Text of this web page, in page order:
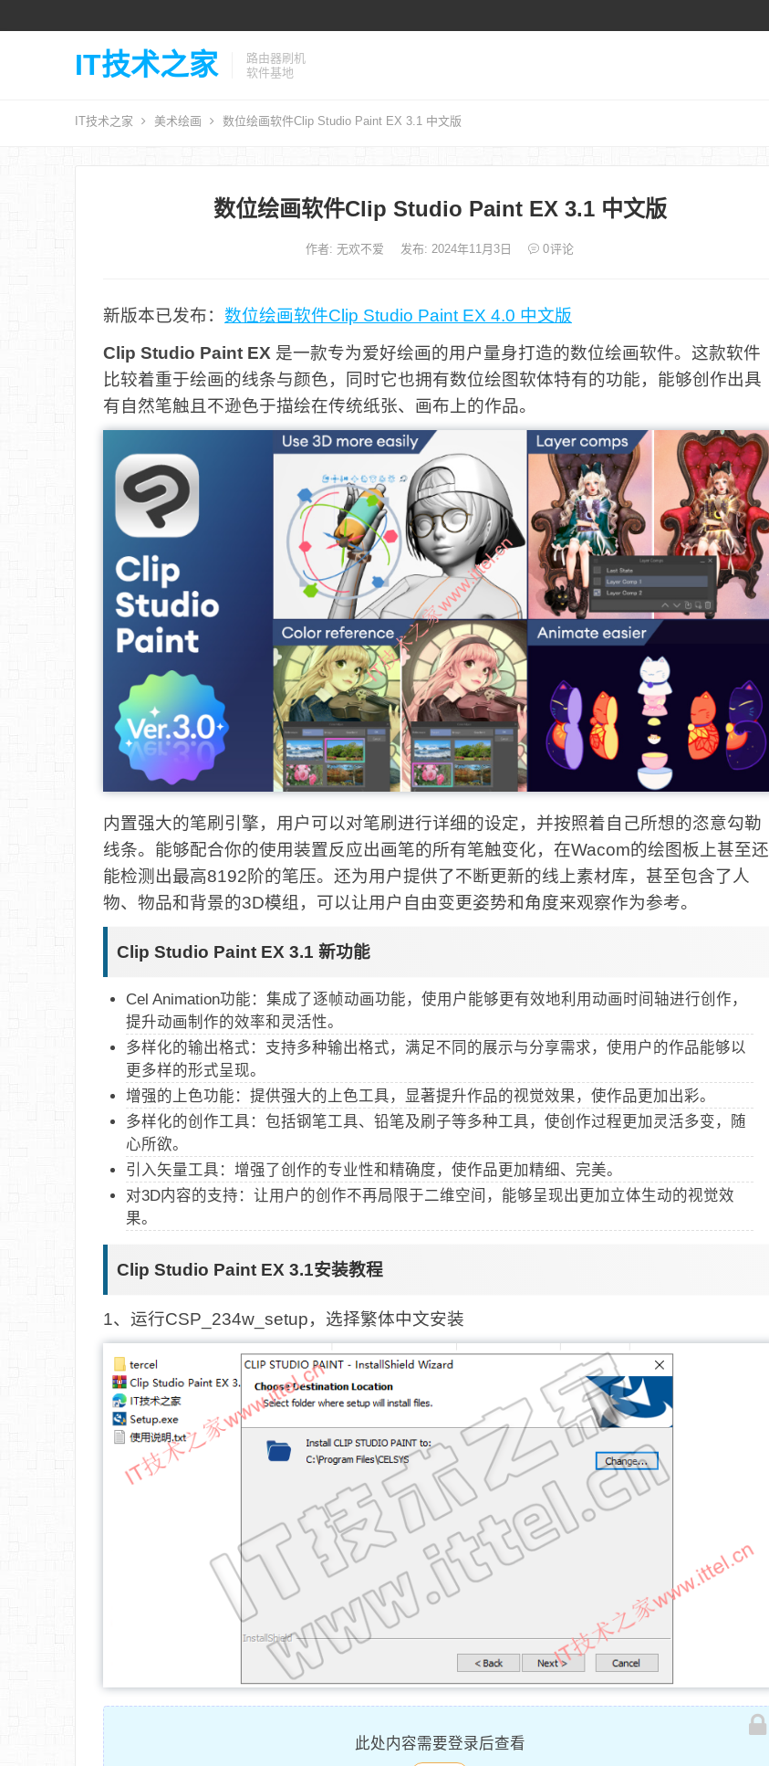
IT技术之家
路由器刷机
软件基地
IT技术之家 美术绘画 数位绘画软件Clip Studio Paint EX 3.1 中文版
数位绘画软件Clip Studio Paint EX 3.1 中文版
作者: 无欢不爱 发布: 2024年11月3日 0评论
新版本已发布： 数位绘画软件Clip Studio Paint EX 4.0 中文版
Clip Studio Paint EX 是一款专为爱好绘画的用户量身打造的数位绘画软件。这款软件
比较着重于绘画的线条与颜色，同时它也拥有数位绘图软体特有的功能，能够创作出具
有自然笔触且不逊色于描绘在传统纸张、画布上的作品。
内置强大的笔刷引擎，用户可以对笔刷进行详细的设定，并按照着自己所想的恣意勾勒
线条。能够配合你的使用装置反应出画笔的所有笔触变化，在Wacom的绘图板上甚至还
能检测出最高8192阶的笔压。还为用户提供了不断更新的线上素材库，甚至包含了人
物、物品和背景的3D模组，可以让用户自由变更姿势和角度来观察作为参考。
Clip Studio Paint EX 3.1 新功能
Cel Animation功能：集成了逐帧动画功能，使用户能够更有效地利用动画时间轴进行创作，
提升动画制作的效率和灵活性。
多样化的输出格式：支持多种输出格式，满足不同的展示与分享需求，使用户的作品能够以
更多样的形式呈现。
增强的上色功能：提供强大的上色工具，显著提升作品的视觉效果，使作品更加出彩。
多样化的创作工具：包括钢笔工具、铅笔及刷子等多种工具，使创作过程更加灵活多变，随
心所欲。
引入矢量工具：增强了创作的专业性和精确度，使作品更加精细、完美。
对3D内容的支持：让用户的创作不再局限于二维空间，能够呈现出更加立体生动的视觉效
果。
Clip Studio Paint EX 3.1安装教程
1、运行CSP_234w_setup，选择繁体中文安装
此处内容需要登录后查看